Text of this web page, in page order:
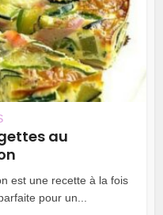
au
est une recette à la fois
pour un...